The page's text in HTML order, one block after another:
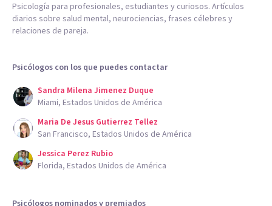
Psicología para profesionales, estudiantes y curiosos. Artículos
diarios sobre salud mental, neurociencias, frases célebres y
relaciones de pareja.
Psicólogos con los que puedes contactar
Sandra Milena Jimenez Duque
Miami, Estados Unidos de América
Maria De Jesus Gutierrez Tellez
San Francisco, Estados Unidos de América
Jessica Perez Rubio
Florida, Estados Unidos de América
Psicólogos nominados y premiados